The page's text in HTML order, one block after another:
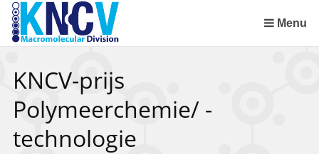
Sla
links
over
naar
de
inhoud
Spring
naar
Menu
KNCV-prijs
Polymeerchemie/ -
technologie